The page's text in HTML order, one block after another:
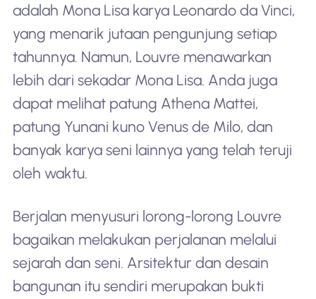
adalah Mona Lisa karya Leonardo da Vinci,
yang menarik jutaan pengunjung setiap
tahunnya. Namun, Louvre menawarkan
lebih dari sekadar Mona Lisa. Anda juga
dapat melihat patung Athena Mattei,
patung Yunani kuno Venus de Milo, dan
banyak karya seni lainnya yang telah teruji
oleh waktu.
Berjalan menyusuri lorong-lorong Louvre
bagaikan melakukan perjalanan melalui
sejarah dan seni. Arsitektur dan desain
bangunan itu sendiri merupakan bukti